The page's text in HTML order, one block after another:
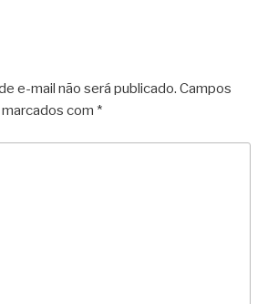
e-mail não será publicado. Campos
com *